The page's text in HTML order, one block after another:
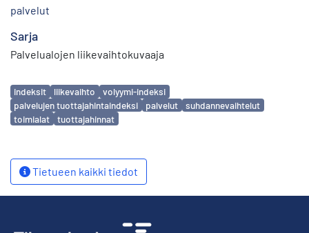
palvelut
Sarja
Palvelualojen liikevaihtokuvaaja
Avainsanat
indeksit liikevaihto
volyymi-indeksi
palvelujen tuottajahintaindeksi
palvelut
suhdannevaihtelut
toimialat
tuottajahinnat
Tietueen kaikki tiedot